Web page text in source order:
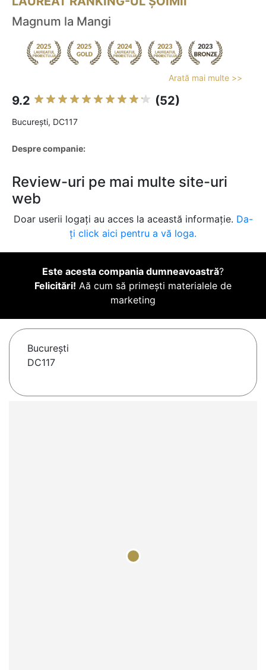
Magnum la Mangi
Arată mai multe >>
9.2 (52)
Bucureşti, DC117
Despre companie:
Review-uri pe mai multe site-uri
web
Doar userii logați au acces la această informație. Da-
ți click aici pentru a vă loga.
Este acesta compania dumneavoastră?
Felicitări! Aă cum să primești materialele de
marketing
Bucureşti
DC117